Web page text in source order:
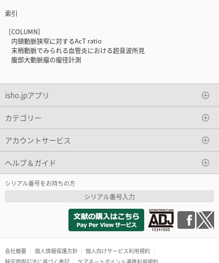
索引
［COLUMN］
内頸動脈狭窄に対するAcT ratio
末梢動脈でみられる血管炎における超音波所見
腹部大動脈瘤の瘤径計測
isho.jpアプリ
カテゴリー
アカウントサービス
ヘルプ＆ガイド
シリアル番号をお持ちの方
シリアル番号入力
会社概要 個人情報保護方針
個人向けサービス利用規約